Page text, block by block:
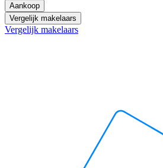
Aankoop
Vergelijk makelaars
Vergelijk makelaars